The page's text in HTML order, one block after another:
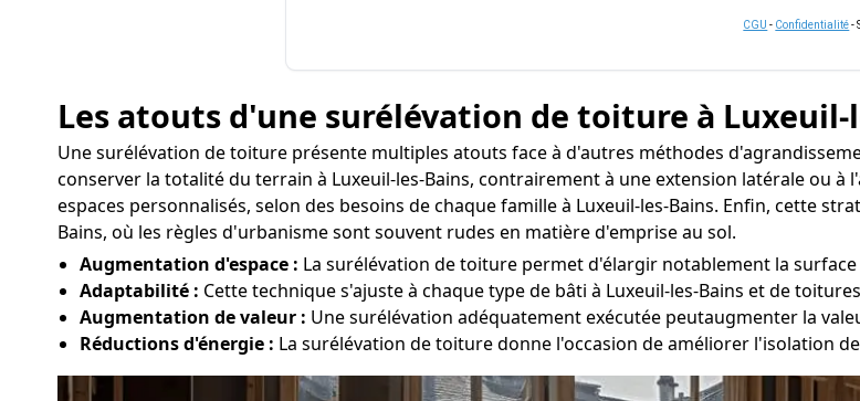
CGU - Confidentialité-
Les atouts d'une surélévation de toiture à Luxeuil-
Une surélévation de toiture présente multiples atouts face à d'autres méthodes
conserver la totalité du terrain à Luxeuil-les-Bains, contrairement à une extension latérale ou
espaces personnalisés, selon des besoins de chaque famille à Luxeuil-les-Bains. Enfin, cette
Bains, où les règles d'urbanisme sont souvent rudes en matière d'emprise au sol.
Augmentation d'espace : La surélévation de toiture permet d'élargir notablement la
Adaptabilité : Cette technique s'ajuste à chaque type de bâti à Luxeuil-les-Bains et de
Augmentation de valeur : Une surélévation adéquatement exécutée peutaugmenter la
Réductions d'énergie : La surélévation de toiture donne l'occasion de améliorer l'isolation